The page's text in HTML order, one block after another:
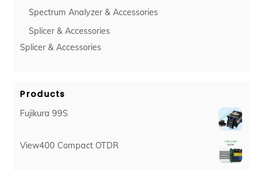
Spectrum Analyzer & Accessories
Splicer & Accessories
Splicer & Accessories
Products
Fujikura 99S
View400 Compact OTDR